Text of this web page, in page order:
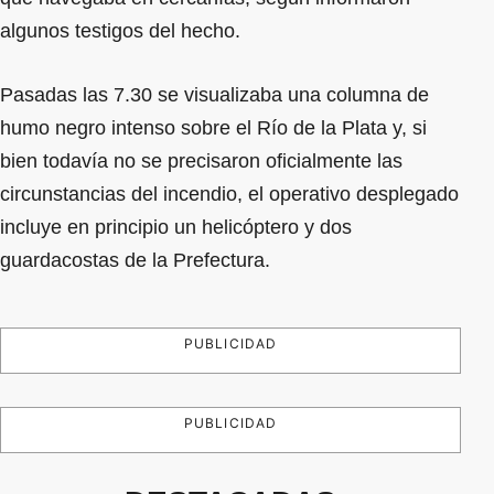
algunos testigos del hecho.
Pasadas las 7.30 se visualizaba una columna de
humo negro intenso sobre el Río de la Plata y, si
bien todavía no se precisaron oficialmente las
circunstancias del incendio, el operativo desplegado
incluye en principio un helicóptero y dos
guardacostas de la Prefectura.
PUBLICIDAD
PUBLICIDAD